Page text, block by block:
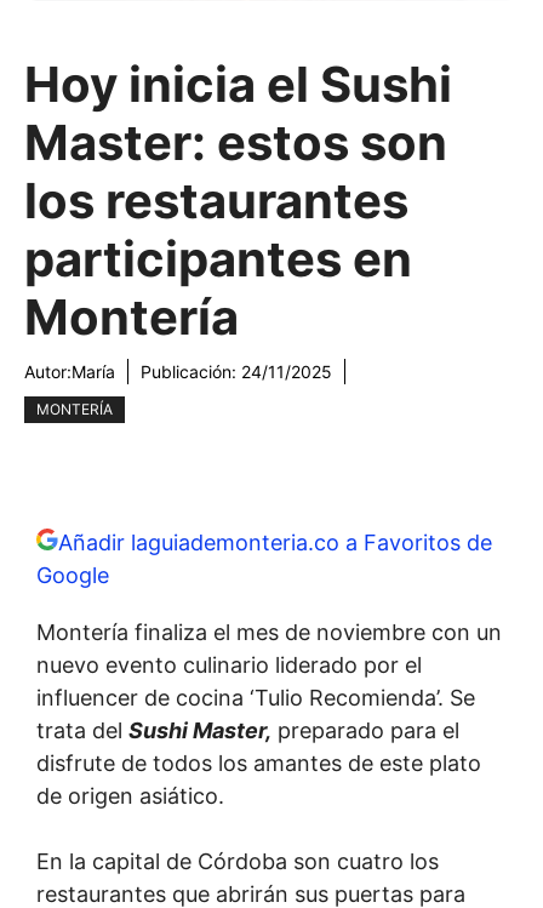
Hoy inicia el Sushi
Master: estos son
los restaurantes
participantes en
Montería
Autor:María Publicación: 24/11/2025
MONTERÍA
Añadir laguiademonteria.co a Favoritos de
Google
Montería finaliza el mes de noviembre con un
nuevo evento culinario liderado por el
influencer de cocina ‘Tulio Recomienda’. Se
trata del Sushi Master, preparado para el
disfrute de todos los amantes de este plato
de origen asiático.
En la capital de Córdoba son cuatro los
restaurantes que abrirán sus puertas para